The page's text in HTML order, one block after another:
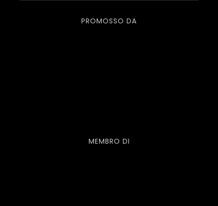
PROMOSSO DA
MEMBRO DI